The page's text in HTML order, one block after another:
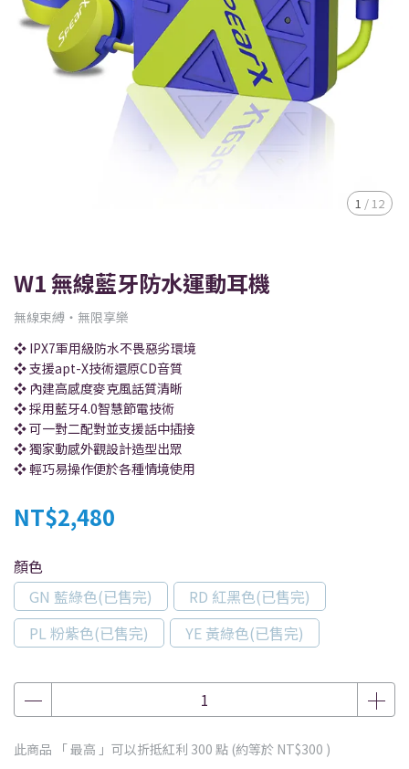
1 / 12
W1 無線藍牙防水運動耳機
無線束縛‧無限享樂
❖ IPX7軍用級防水不畏惡劣環境
❖ 支援apt-X技術還原CD音質
❖ 內建高感度麥克風話質清晰
❖ 採用藍牙4.0智慧節電技術
❖ 可一對二配對並支援話中插接
❖ 獨家動感外觀設計造型出眾
❖ 輕巧易操作便於各種情境使用
NT$2,480
顏色
GN 藍綠色(已售完)
RD 紅黑色(已售完)
PL 粉紫色(已售完)
YE 黃綠色(已售完)
此商品 「 最高 」可以折抵紅利 300 點 (約等於 NT$300 )